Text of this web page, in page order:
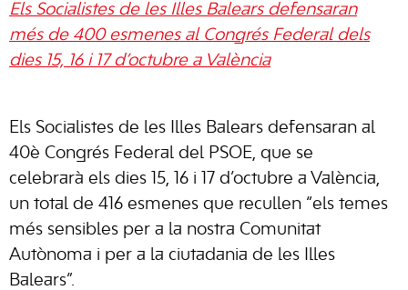
Els Socialistes de les Illes Balears defensaran
més de 400 esmenes al Congrés Federal dels
dies 15, 16 i 17 d’octubre a València
Els Socialistes de les Illes Balears defensaran al
40è Congrés Federal del PSOE, que se
celebrarà els dies 15, 16 i 17 d’octubre a València,
un total de 416 esmenes que recullen “els temes
més sensibles per a la nostra Comunitat
Autònoma i per a la ciutadania de les Illes
Balears”.